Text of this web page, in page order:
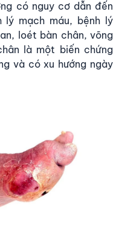
có nguy cơ dẫn đến
lý mạch máu, bệnh lý
loét bàn chân, võng
là một biến chứng
và có xu hướng ngày